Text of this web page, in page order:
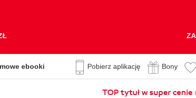
ebooki Pobierz aplikację Bony
TOP tytuł w super